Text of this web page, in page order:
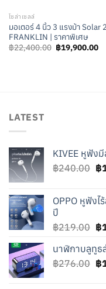
โซล่าเซลล์
มอเตอร์ 4 นิ้ว 3 แรงม้า Solar
FRANKLIN | ราคาพิเศษ
฿22,400.00 Original
price
฿19,900.00
LATEST
KIVEE หูฟัง
฿240.00
฿
฿
OPPO หูฟังไ
ปี
฿219.00
฿
฿
นาฬิกาบลูทูธ
฿276.00 ฿